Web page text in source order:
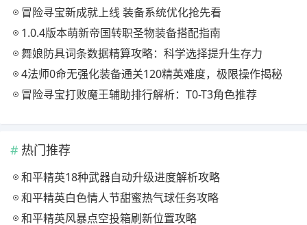
冒险寻宝新成就上线 装备系统优化抢先看
1.0.4版本萌新帝国转职圣物装备搭配指南
舞娘防具词条数据精算攻略：科学选择提升生存力
4法师0命无强化装备通关120精英难度，极限操作揭秘
冒险寻宝打败魔王辅助排行解析：T0-T3角色推荐
热门推荐
和平精英18种武器自动升级进度解析攻略
和平精英白色情人节甜蜜热气球任务攻略
和平精英风暴点空投箱刷新位置攻略